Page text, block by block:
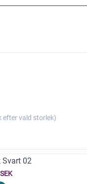
vald storlek)
Svart 02